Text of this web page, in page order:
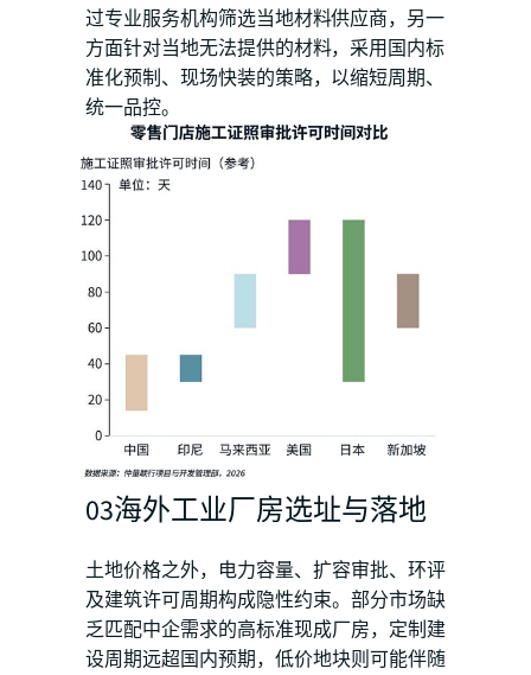
过专业服务机构筛选当地材料供应商，另一
方面针对当地无法提供的材料，采用国内标
准化预制、现场快装的策略，以缩短周期、
统一品控。
03海外工业厂房选址与落地
土地价格之外，电力容量、扩容审批、环评
及建筑许可周期构成隐性约束。部分市场缺
乏匹配中企需求的高标准现成厂房，定制建
设周期远超国内预期，低价地块则可能伴随